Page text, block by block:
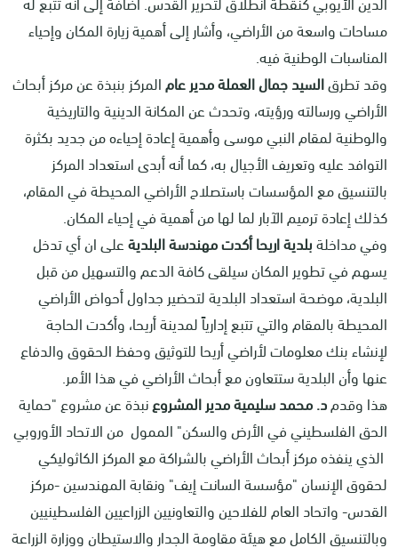
مساحات واسعة من الأراضي، وأشار إلى أهمية زيارة المكان وإحياء
المناسبات الوطنية فيه.
وقد تطرقالسيد جمال العملة مدير عامالمركز بنبذة عن مركز أبحاث
الأراضي ورسالته ورؤيته، وتحدث عن المكانة الدينية والتاريخية
والوطنية لمقام النبي موسى وأهمية إعادة إحياءه من جديد بكثرة
التوافد عليه وتعريف الأجيال به، كما أنه أبدى استعداد المركز
بالتنسيق مع المؤسسات باستصلاح الأراضي المحيطة في المقام،
كذلك إعادة ترميم الآبار لما لها من أهمية في إحياء المكان.
وفي مداخلةبلدية اريحا أكدت مهندسة البلديةعلى ان أي تدخل
يسهم في تطوير المكان سيلقى كافة الدعم والتسهيل من قبل
البلدية، موضحة استعداد البلدية لتحضير جداول أحواض الأراضي
المحيطة بالمقام والتي تتبع إدارياً لمدينة أريحا، وأكدت الحاجة
لإنشاء بنك معلومات لأراضي أريحا للتوثيق وحفظ الحقوق والدفاع
عنها وأن البلدية ستتعاون مع أبحاث الأراضي في هذا الأمر.
هذا وقدمد. محمد سليمية مدير المشروعنبذة عن مشروع "حماية
الحق الفلسطيني في الأرض والسكن" الممول من الاتحاد الأوروبي
الذي ينفذه مركز أبحاث الأراضي بالشراكة مع المركز الكاثوليكي
لحقوق الإنسان "مؤسسة السانت إيف" ونقابة المهندسين -مركز
القدس- واتحاد العام للفلاحين والتعاونيين الزراعيين الفلسطينيين
وبالتنسيق الكامل مع هيئة مقاومة الجدار والاستيطان ووزارة الزراعة